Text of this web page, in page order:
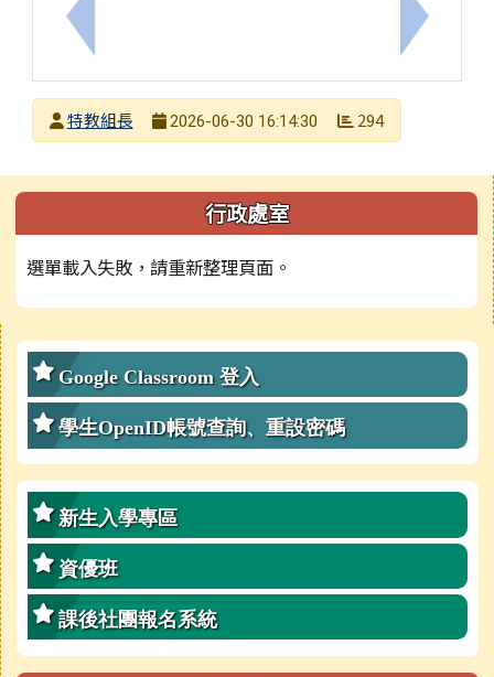
上一筆：臺南市新營區新營國民小學115學年度一般
下一筆：
發布者
特教組長
2026-06-30 16:14:30 294
左邊區域內容 行政處室
選單載入失敗，請重新整理頁面。
右邊區域內容
Google Classroom 登入
學生OpenID帳號查詢、重設密碼
新生入學專區
資優班
課後社團報名系統